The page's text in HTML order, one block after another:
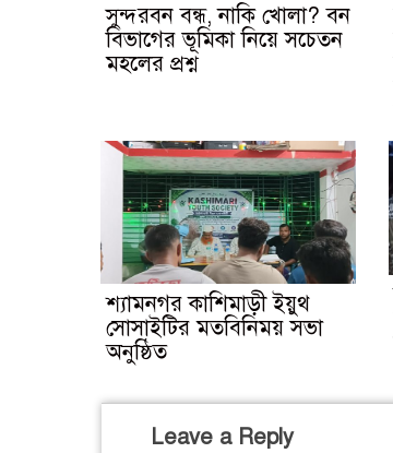
সুন্দরবন বন্ধ, নাকি খোলা? বন
বিভাগের ভূমিকা নিয়ে সচেতন
মহলের প্রশ্ন
শ্যামনগর কাশিমাড়ী ইয়ুথ
সোসাইটির মতবিনিময় সভা
অনুষ্ঠিত
Leave a Reply